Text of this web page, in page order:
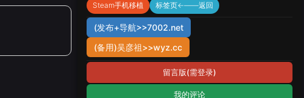
Steam手机移植
标签页←——返回
(发布+导航>>7002.net
(备用)吴彦祖>>wyz.cc
留言版(需登录)
我的评论